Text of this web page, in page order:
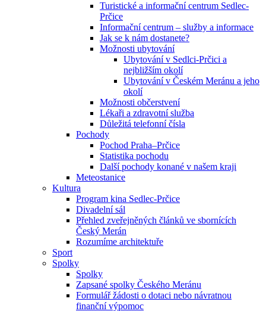
Turistické a informační centrum Sedlec-
Prčice
Informační centrum – služby a informace
Jak se k nám dostanete?
Možnosti ubytování
Ubytování v Sedlci-Prčici a
nejbližším okolí
Ubytování v Českém Meránu a jeho
okolí
Možnosti občerstvení
Lékaři a zdravotní služba
Důležitá telefonní čísla
Pochody
Pochod Praha–Prčice
Statistika pochodu
Další pochody konané v našem kraji
Meteostanice
Kultura
Program kina Sedlec-Prčice
Divadelní sál
Přehled zveřejněných článků ve sbornících
Český Merán
Rozumíme architektuře
Sport
Spolky
Spolky
Zapsané spolky Českého Meránu
Formulář žádosti o dotaci nebo návratnou
finanční výpomoc